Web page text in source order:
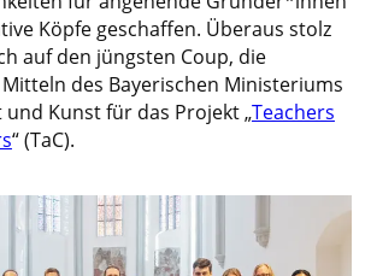
Köpfe geschaffen. Überaus stolz
auf den jüngsten Coup, die
des Bayerischen Ministeriums
Kunst für das Projekt „Teachers
“ (TaC).